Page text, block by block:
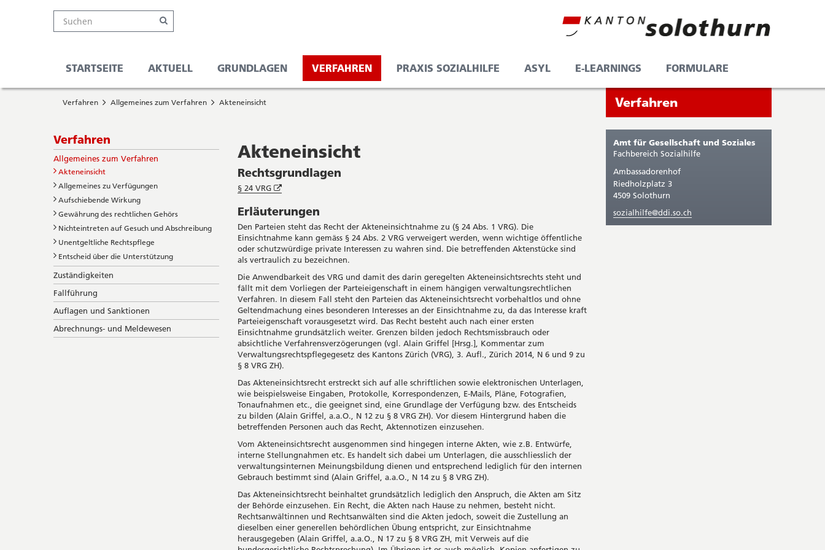
Kanton
Solothurn
Suche
Online-
Schalter
Navigation
Suche
Hauptnavigation
STARTSEITE AKTUELL GRUNDLAGEN VERFAHREN PRAXIS SOZIALHILFE ASYL E-LEARNINGS FORMULARE
Service-
Navigation
Sie
befinden
Verfahren Allgemeines zum Verfahren Akteneinsicht
Subnavigation
Verfahren
Allgemeines zum Verfahren
Akteneinsicht
Allgemeines zu Verfügungen
Aufschiebende Wirkung
Gewährung des rechtlichen Gehörs
Nichteintreten auf Gesuch und Abschreibung
Unentgeltliche Rechtspflege
Entscheid über die Unterstützung
Zuständigkeiten
Fallführung
Auflagen und Sanktionen
Abrechnungs- und Meldewesen
Akteneinsicht
Rechtsgrundlagen
§ 24 VRG
Öffnet
neuem
Fenster
Erläuterungen
Den Parteien steht das Recht der Akteneinsichtnahme zu (§ 24 Abs. 1 VRG). Die
Einsichtnahme kann gemäss § 24 Abs. 2 VRG verweigert werden, wenn wichtige öffentliche
oder schutzwürdige private Interessen zu wahren sind. Die betreffenden Aktenstücke sind
als vertraulich zu bezeichnen.
Die Anwendbarkeit des VRG und damit des darin geregelten Akteneinsichtsrechts steht und
fällt mit dem Vorliegen der Parteieigenschaft in einem hängigen verwaltungsrechtlichen
Verfahren. In diesem Fall steht den Parteien das Akteneinsichtsrecht vorbehaltlos und ohne
Geltendmachung eines besonderen Interesses an der Einsichtnahme zu, da das Interesse kraft
Parteieigenschaft vorausgesetzt wird. Das Recht besteht auch nach einer ersten
Einsichtnahme grundsätzlich weiter. Grenzen bilden jedoch Rechtsmissbrauch oder
absichtliche Verfahrensverzögerungen (vgl. Alain Griffel [Hrsg.], Kommentar zum
Verwaltungsrechtspflegegesetz des Kantons Zürich (VRG), 3. Aufl., Zürich 2014, N 6 und 9 zu
§ 8 VRG ZH).
Das Akteneinsichtsrecht erstreckt sich auf alle schriftlichen sowie elektronischen Unterlagen,
wie beispielsweise Eingaben, Protokolle, Korrespondenzen, E-Mails, Pläne, Fotografien,
Tonaufnahmen etc., die geeignet sind, eine Grundlage der Verfügung bzw. des Entscheids
zu bilden (Alain Griffel, a.a.O., N 12 zu § 8 VRG ZH). Vor diesem Hintergrund haben die
betreffenden Personen auch das Recht, Aktennotizen einzusehen.
Vom Akteneinsichtsrecht ausgenommen sind hingegen interne Akten, wie z.B. Entwürfe,
interne Stellungnahmen etc. Es handelt sich dabei um Unterlagen, die ausschliesslich der
verwaltungsinternen Meinungsbildung dienen und entsprechend lediglich für den internen
Gebrauch bestimmt sind (Alain Griffel, a.a.O., N 14 zu § 8 VRG ZH).
Das Akteneinsichtsrecht beinhaltet grundsätzlich lediglich den Anspruch, die Akten am Sitz
der Behörde einzusehen. Ein Recht, die Akten nach Hause zu nehmen, besteht nicht.
Rechtsanwältinnen und Rechtsanwälten sind die Akten jedoch, soweit die Zustellung an
dieselben einer generellen behördlichen Übung entspricht, zur Einsichtnahme
herausgegeben (Alain Griffel, a.a.O., N 17 zu § 8 VRG ZH, mit Verweis auf die
Sie
befinden
sich
gerade
in:
Verfahren
Seitenleiste
Amt für Gesellschaft und Soziales
Fachbereich Sozialhilfe
Ambassadorenhof
Riedholzplatz 3
4509 Solothurn
sozialhilfe@ddi.so.ch